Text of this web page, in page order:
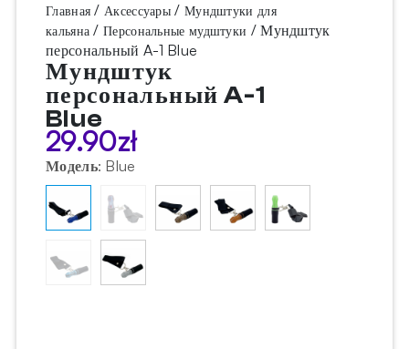
Главная /Аксессуары / Мундштуки для
кальяна /Персональные мудштуки / Мундштук
персональный A-1 Blue
Мундштук
персональный A-1
Blue
29.90zł
Модель: Blue